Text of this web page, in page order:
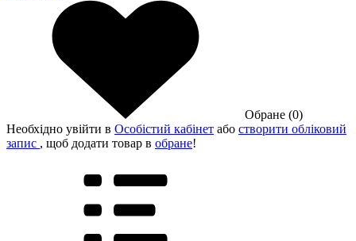
Обране (0)
Необхідно увійти в Особістий кабінет або створити обліковий
запис , щоб додати товар в обране!